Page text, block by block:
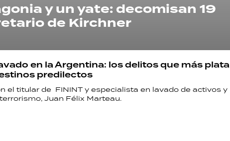
y un yate: decomisan 19
de Kirchner
en la Argentina: los delitos que más plata
predilectos
el titular de FININT y especialista en lavado de activos y
Juan Félix Marteau.
RECETAS
PALABRAS
HORÓSCOPO